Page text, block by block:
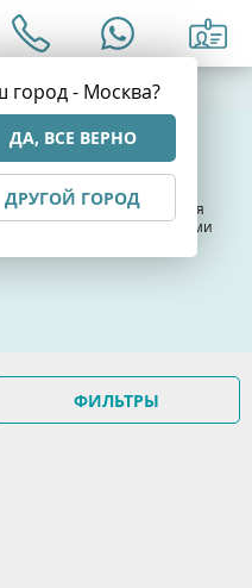
город - Москва?
ДА, ВСЕ ВЕРНО
ДРУГОЙ ГОРОД
волос
структуру, поэтому для
и для сохранения
специальными
ФИЛЬТРЫ